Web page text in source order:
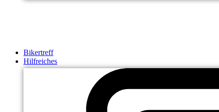
Bikertreff
Hilfreiches